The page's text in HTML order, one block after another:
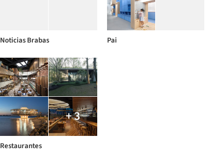
Noticias Brabas Pai
+ 3
Restaurantes